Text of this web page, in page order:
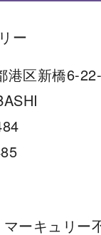
ー
港区新橋6-
ーキュリー